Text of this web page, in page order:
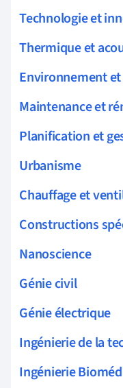
Technologie et
Thermique et
Environnement
Maintenance et
Planification et
Urbanisme
Chauffage et
Constructions
Nanoscience
Génie civil
Génie électrique
Ingénierie de la
Ingénierie